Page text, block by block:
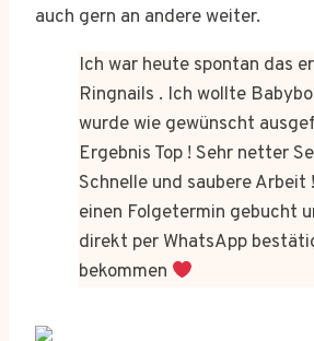
auch gern an andere weiter.
Ich war heute spontan das
Ringnails . Ich wollte
wurde wie gewünscht
Ergebnis Top ! Sehr netter
Schnelle und saubere Arbeit
einen Folgetermin gebucht
direkt per WhatsApp
bekommen